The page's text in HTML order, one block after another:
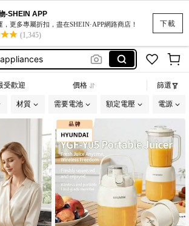
下載
-SHEIN APP
，更多專屬折扣，盡在SHEIN·APP網路商店！
(1,345)
đá sệt
受歡迎 價格 篩選
材質 需要電池 額定電壓 電源